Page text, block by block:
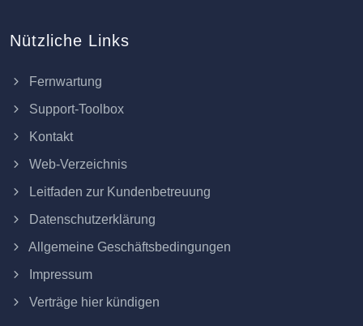
Nützliche Links
Fernwartung
Support-Toolbox
Kontakt
Web-Verzeichnis
Leitfaden zur Kundenbetreuung
Datenschutzerklärung
Allgemeine Geschäftsbedingungen
Impressum
Verträge hier kündigen